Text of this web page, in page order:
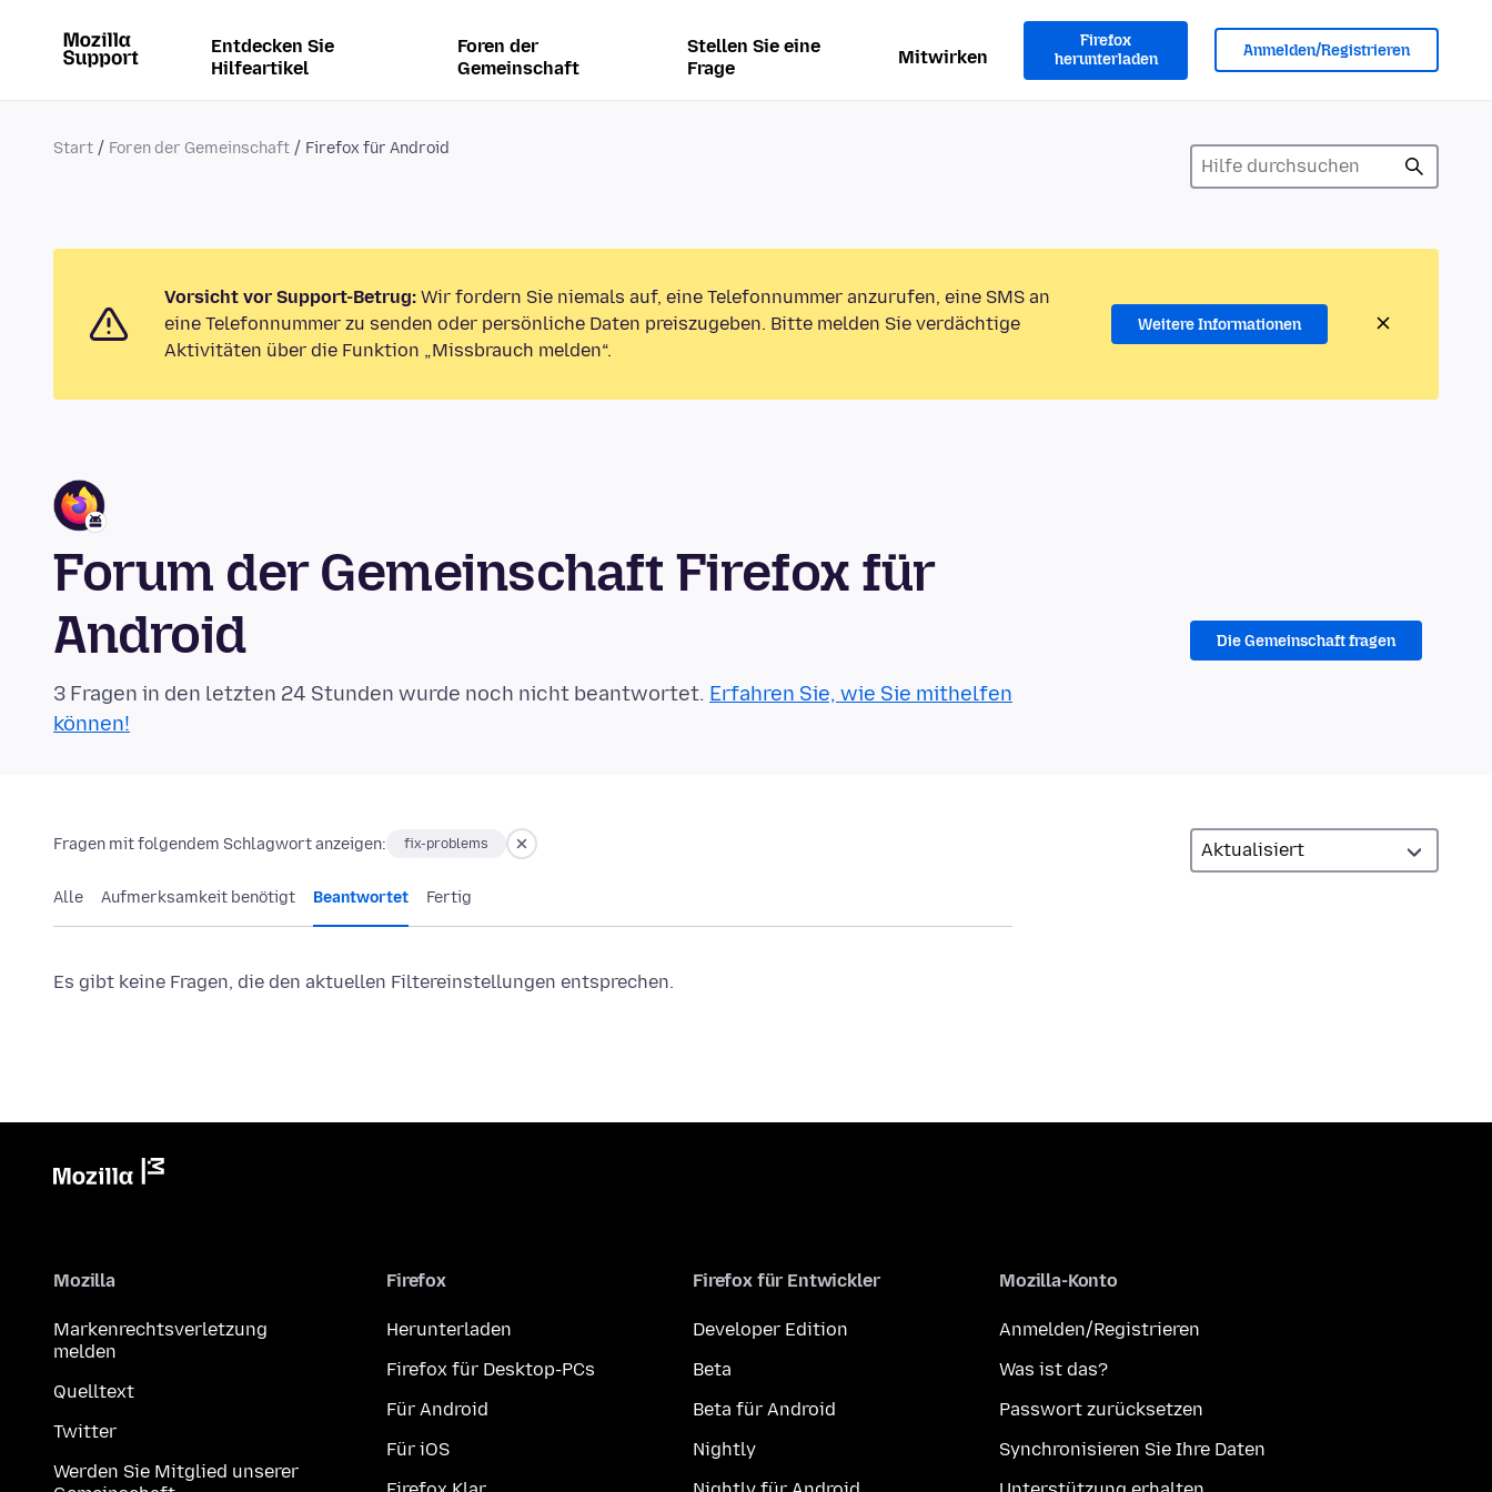
Entdecken Sie
Hilfeartikel
Foren der
Gemeinschaft
Stellen Sie eine
Frage
Mitwirken
Firefox
herunterladen
Anmelden/Registrieren
Start Foren der Gemeinschaft Firefox für Android
Vorsicht vor Support-Betrug: Wir fordern Sie niemals auf, eine Telefonnummer anzurufen, eine SMS an
eine Telefonnummer zu senden oder persönliche Daten preiszugeben. Bitte melden Sie verdächtige
Aktivitäten über die Funktion „Missbrauch melden“.
Weitere Informationen
Forum der Gemeinschaft Firefox für
Android
3 Fragen in den letzten 24 Stunden wurde noch nicht beantwortet. Erfahren Sie, wie Sie mithelfen
können!
Die Gemeinschaft fragen
Fragen mit folgendem Schlagwort anzeigen: fix-problems
Alle Aufmerksamkeit benötigt Beantwortet Fertig
Es gibt keine Fragen, die den aktuellen Filtereinstellungen entsprechen.
Mozilla
Markenrechtsverletzung
melden
Quelltext
Twitter
Werden Sie Mitglied unserer
Firefox
Herunterladen
Firefox für Desktop-PCs
Für Android
Für iOS
Firefox für Entwickler
Developer Edition
Beta
Beta für Android
Nightly
Mozilla-Konto
Anmelden/Registrieren
Was ist das?
Passwort zurücksetzen
Synchronisieren Sie Ihre Daten